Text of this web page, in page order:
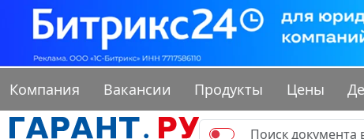
Компания Вакансии Продукты Цены